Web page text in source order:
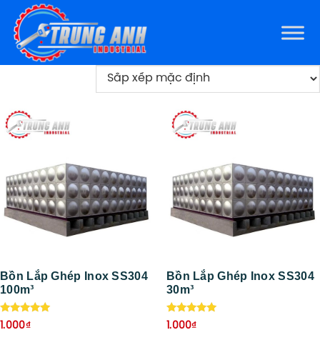
Bồn Lắp Ghép Inox SS304
100m³
Được xếp
hạng
1.000₫
Bồn Lắp Ghép Inox SS304
30m³
Được xếp
hạng
1.000₫